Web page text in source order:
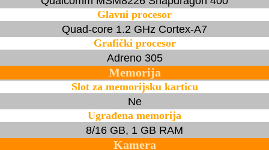
Glavni procesor
Quad-core 1.2 GHz Cortex-A7
Grafički procesor
Adreno 305
Memorija
Slot za memorijsku karticu
Ne
Ugrađena memorija
8/16 GB, 1 GB RAM
Kamera